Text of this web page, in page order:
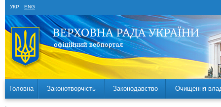
УКР ENG
Головна Законотворчість Законодавство Очищення